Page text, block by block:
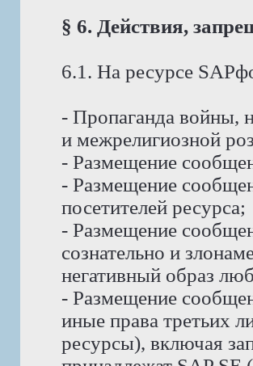
§ 6. Действия,
6.1. На ресурсе
- Пропаганда войны,
и межрелигиозной
- Размещение
- Размещение
посетителей ресурса;
- Размещение
сознательно и
негативный образ
- Размещение
иные права третьих
ресурсы), включая